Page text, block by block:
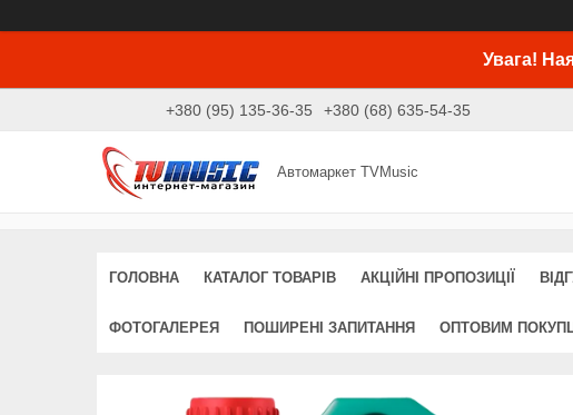
Увага!
+380 (95) 135-36-35 +380 (68) 635-54-35
Автомаркет TVMusic
ГОЛОВНА КАТАЛОГ ТОВАРІВ АКЦІЙНІ ПРОПОЗИЦІЇ
ФОТОГАЛЕРЕЯ ПОШИРЕНІ ЗАПИТАННЯ ОПТОВИМ